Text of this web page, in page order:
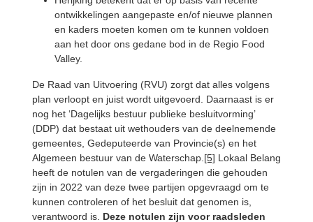
ontwikkelingen aangepaste en/of nieuwe plannen
en kaders moeten komen om te kunnen voldoen
aan het door ons gedane bod in de Regio Food
Valley.
De Raad van Uitvoering (RVU) zorgt dat alles volgens
plan verloopt en juist wordt uitgevoerd. Daarnaast is er
nog het ‘Dagelijks bestuur publieke besluitvorming’
(DDP) dat bestaat uit wethouders van de deelnemende
gemeentes, Gedeputeerde van Provincie(s) en het
Algemeen bestuur van de Waterschap. [5] Lokaal Belang
heeft de notulen van de vergaderingen die gehouden
zijn in 2022 van deze twee partijen opgevraagd om te
kunnen controleren of het besluit dat genomen is,
verantwoord is. Deze notulen zijn voor raadsleden